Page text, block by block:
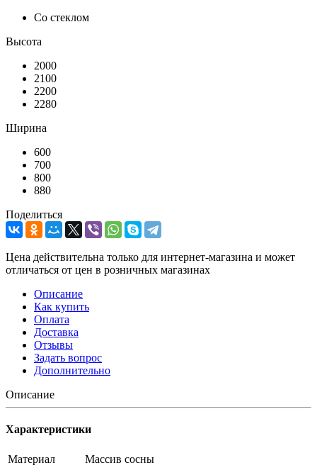
Со стеклом
Высота
2000
2100
2200
2280
Ширина
600
700
800
880
Поделиться
Цена действительна только для интернет-магазина и может
отличаться от цен в розничных магазинах
Описание
Как купить
Оплата
Доставка
Отзывы
Задать вопрос
Дополнительно
Описание
Характеристики
Материал
Массив сосны